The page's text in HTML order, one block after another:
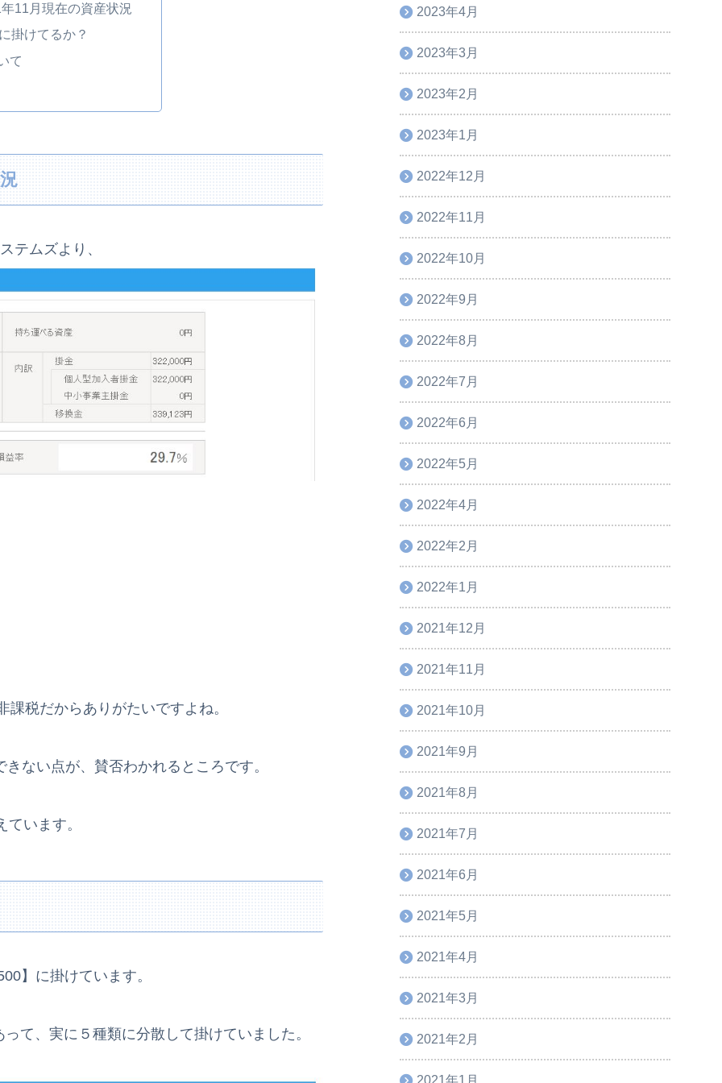
11月現在の資産状況
掛けてるか？
て
テムズより、
税だからありがたいですよね。
ない点が、賛否わかれるところです。
います。
】に掛けています。
て、実に５種類に分散して掛けていました。
2023年4月
2023年3月
2023年2月
2023年1月
2022年12月
2022年11月
2022年10月
2022年9月
2022年8月
2022年7月
2022年6月
2022年5月
2022年4月
2022年2月
2022年1月
2021年12月
2021年11月
2021年10月
2021年9月
2021年8月
2021年7月
2021年6月
2021年5月
2021年4月
2021年3月
2021年2月